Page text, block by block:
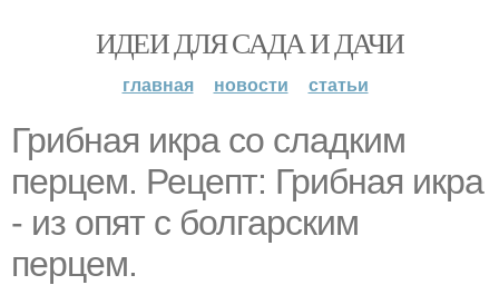
ИДЕИ ДЛЯ САДА И ДАЧИ
главная новости статьи
Грибная икра со сладким
перцем. Рецепт: Грибная икра
- из опят с болгарским
перцем.